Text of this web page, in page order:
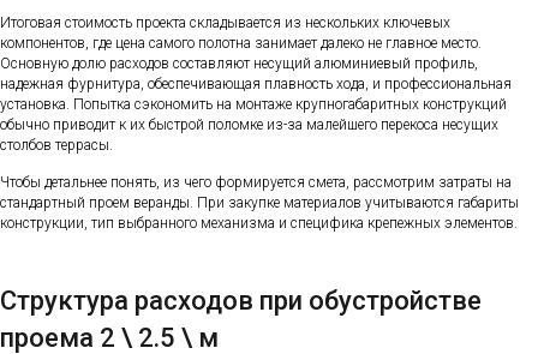
Итоговая стоимость проекта складывается из нескольких ключевых
компонентов, где цена самого полотна занимает далеко не главное место.
Основную долю расходов составляют несущий алюминиевый профиль,
надежная фурнитура, обеспечивающая плавность хода, и профессиональная
установка. Попытка сэкономить на монтаже крупногабаритных конструкций
обычно приводит к их быстрой поломке из-за малейшего перекоса несущих
столбов террасы.
Чтобы детальнее понять, из чего формируется смета, рассмотрим затраты на
стандартный проем веранды. При закупке материалов учитываются габариты
конструкции, тип выбранного механизма и специфика крепежных элементов.
Структура расходов при обустройстве
проема 2 \ 2.5 \ м